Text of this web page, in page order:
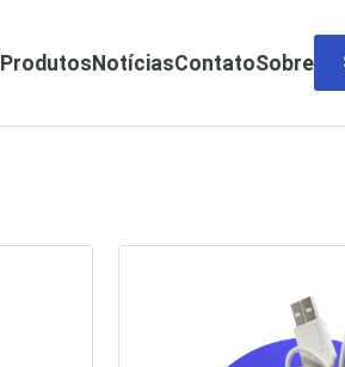
ProdutosNotíciasContatoSobre